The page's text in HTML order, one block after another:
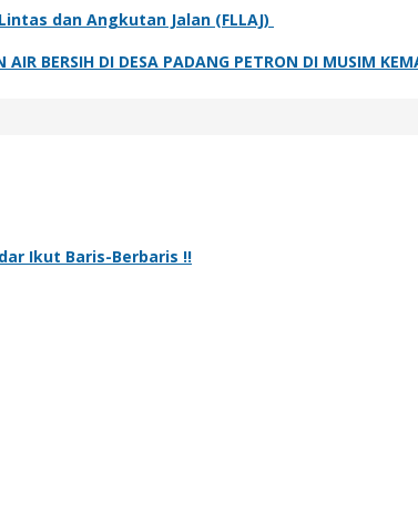
dan Angkutan Jalan (FLLAJ)
BERSIH DI DESA PADANG PETRON DI MUSIM
Ikut Baris-Berbaris !!